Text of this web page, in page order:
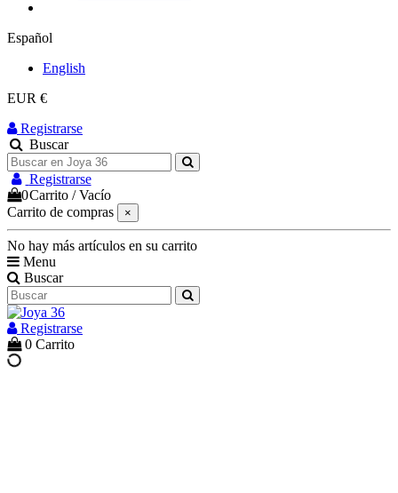
Español
English
EUR €
Registrarse
Buscar
Registrarse
0Carrito /Vacío
Carrito de compras
×
No hay más artículos en su carrito
Menu
Buscar
Registrarse
0 Carrito